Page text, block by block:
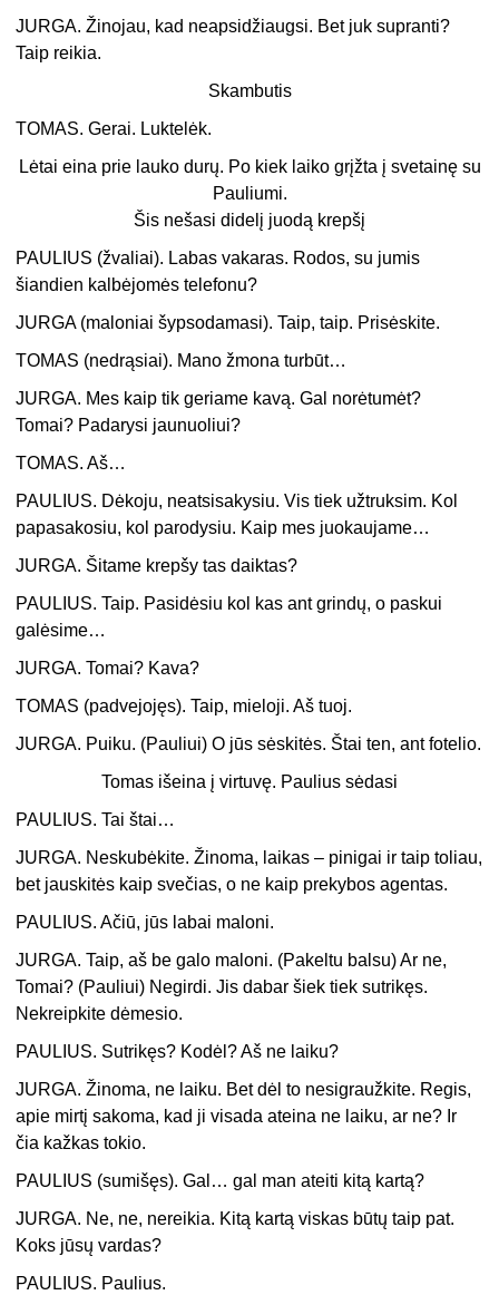
JURGA. Žinojau, kad neapsidžiaugsi. Bet juk supranti?
Taip reikia.
Skambutis
TOMAS. Gerai. Luktelėk.
Lėtai eina prie lauko durų. Po kiek laiko grįžta į svetainę su
Pauliumi.
Šis nešasi didelį juodą krepšį
PAULIUS (žvaliai). Labas vakaras. Rodos, su jumis
šiandien kalbėjomės telefonu?
JURGA (maloniai šypsodamasi). Taip, taip. Prisėskite.
TOMAS (nedrąsiai). Mano žmona turbūt…
JURGA. Mes kaip tik geriame kavą. Gal norėtumėt?
Tomai? Padarysi jaunuoliui?
TOMAS. Aš…
PAULIUS. Dėkoju, neatsisakysiu. Vis tiek užtruksim. Kol
papasakosiu, kol parodysiu. Kaip mes juokaujame…
JURGA. Šitame krepšy tas daiktas?
PAULIUS. Taip. Pasidėsiu kol kas ant grindų, o paskui
galėsime…
JURGA. Tomai? Kava?
TOMAS (padvejojęs). Taip, mieloji. Aš tuoj.
JURGA. Puiku. (Pauliui) O jūs sėskitės. Štai ten, ant fotelio.
Tomas išeina į virtuvę. Paulius sėdasi
PAULIUS. Tai štai…
JURGA. Neskubėkite. Žinoma, laikas – pinigai ir taip toliau,
bet jauskitės kaip svečias, o ne kaip prekybos agentas.
PAULIUS. Ačiū, jūs labai maloni.
JURGA. Taip, aš be galo maloni. (Pakeltu balsu) Ar ne,
Tomai? (Pauliui) Negirdi. Jis dabar šiek tiek sutrikęs.
Nekreipkite dėmesio.
PAULIUS. Sutrikęs? Kodėl? Aš ne laiku?
JURGA. Žinoma, ne laiku. Bet dėl to nesigraužkite. Regis,
apie mirtį sakoma, kad ji visada ateina ne laiku, ar ne? Ir
čia kažkas tokio.
PAULIUS (sumišęs). Gal… gal man ateiti kitą kartą?
JURGA. Ne, ne, nereikia. Kitą kartą viskas būtų taip pat.
Koks jūsų vardas?
PAULIUS. Paulius.